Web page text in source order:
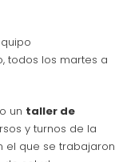
todos los martes a
un taller de
y turnos de la
el que se trabajaron